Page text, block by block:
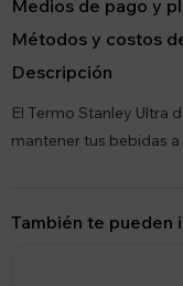
Medios de pago y
Métodos y costos
Descripción
El Termo Stanley Ultra
mantener tus bebidas
También te pueden